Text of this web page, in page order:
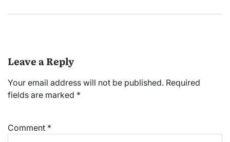
Leave a Reply
Your email address will not be published. Required
fields are marked *
Comment *